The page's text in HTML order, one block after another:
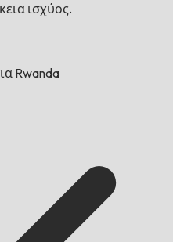
ισχύος.
Rwanda